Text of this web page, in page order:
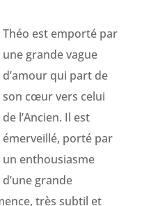
Théo est emporté par
une grande vague
d’amour qui part de
son cœur vers celui
de l’Ancien. Il est
émerveillé, porté par
un enthousiasme
d’une grande
très subtil et